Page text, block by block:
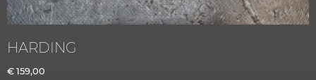
HARDING
€ 159,00